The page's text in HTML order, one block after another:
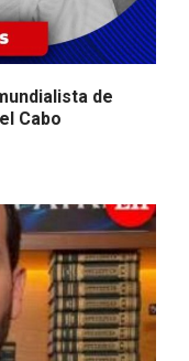
de
Cabo